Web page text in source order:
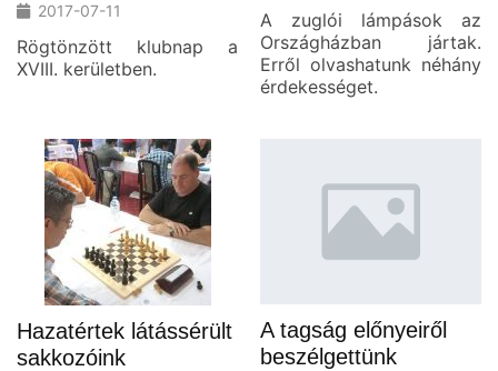
2017-07-11
Rögtönzött klubnap a
XVIII. kerületben.
A zuglói lámpások az
Országházban jártak.
Erről olvashatunk néhány
érdekességet.
Hazatértek látássérült
sakkozóink
A tagság előnyeiről
beszélgettünk